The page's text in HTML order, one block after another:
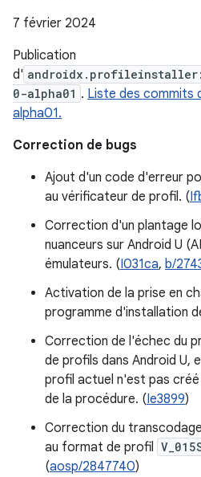
7 février 2024
Publication
d'
0-alpha01 . Liste des commits
alpha01.
Correction de bugs
Ajout d'un code d'erreur
au vérificateur de profil. (
Correction d'un plantage
nuanceurs sur Android U
émulateurs. (I031ca, b/
Activation de la prise en
programme d'installation
Correction de l'échec du
de profils dans Android U,
profil actuel n'est pas
de la procédure. (Ie3899)
Correction du
au format de profil
(aosp/2847740)